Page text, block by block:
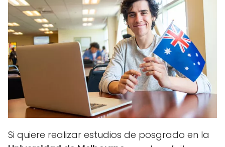
Si quiere realizar estudios de posgrado en la